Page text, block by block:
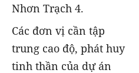
Nhơn Trạch 4.
Các đơn vị cần tập
trung cao độ, phát huy
tinh thần của dự án